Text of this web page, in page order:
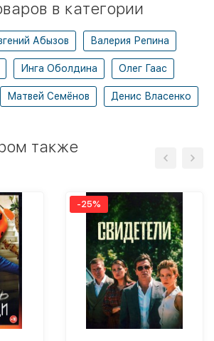
в категории
Абызов Валерия Репина
Инга Оболдина Олег Гаас
Матвей Семёнов Денис Власенко
также
-25%